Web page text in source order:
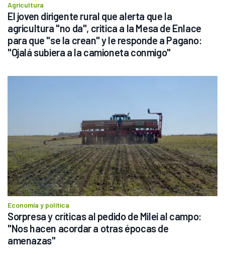
Agricultura
El joven dirigente rural que alerta que la
agricultura "no da", critica a la Mesa de Enlace
para que "se la crean" y le responde a Pagano:
"Ojalá subiera a la camioneta conmigo"
Economía y política
Sorpresa y críticas al pedido de Milei al campo:
"Nos hacen acordar a otras épocas de
amenazas"